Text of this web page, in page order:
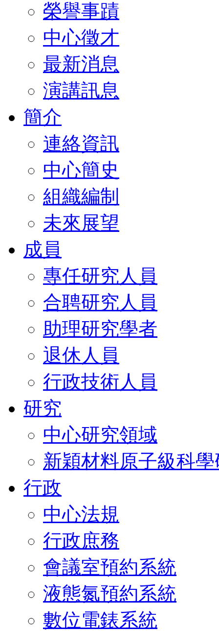
榮譽事蹟
中心徵才
最新消息
演講訊息
簡介
連絡資訊
中心簡史
組織編制
未來展望
成員
專任研究人員
合聘研究人員
助理研究學者
退休人員
行政技術人員
研究
中心研究領域
新穎材料原子級科
行政
中心法規
行政庶務
會議室預約系統
液態氮預約系統
數位電錶系統